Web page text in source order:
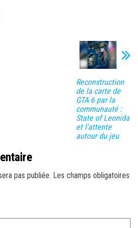
Reconstruction
de la carte de
GTA 6 par la
communauté :
State of Leonida
et l’attente
autour du jeu
pas publiée. Les champs obligatoires